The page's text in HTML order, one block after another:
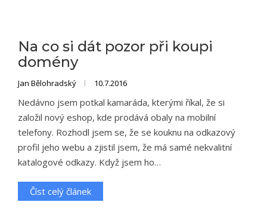
Na co si dát pozor při koupi
domény
Jan Bělohradský 10.7.2016
Nedávno jsem potkal kamaráda, kterými říkal, že si
založil nový eshop, kde prodává obaly na mobilní
telefony. Rozhodl jsem se, že se kouknu na odkazový
profil jeho webu a zjistil jsem, že má samé nekvalitní
katalogové odkazy. Když jsem ho…
Číst celý článek